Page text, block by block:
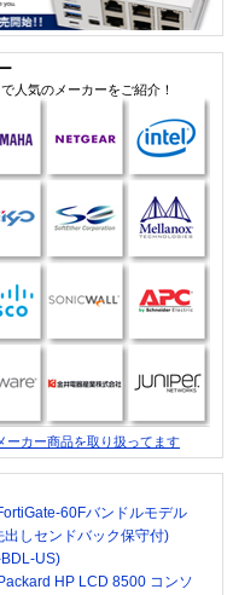
人気のメーカーをご紹介！
ーカー商品を取り扱ってます
60Fバンドルモデル
出しセンドバック保守付)
US)
HP LCD 8500 コンソ